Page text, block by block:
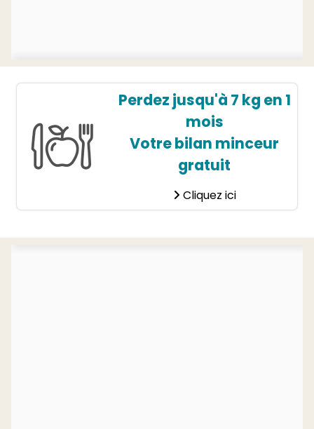
Perdez jusqu'à 7 kg en 1
mois
Votre bilan minceur
gratuit
Cliquez ici